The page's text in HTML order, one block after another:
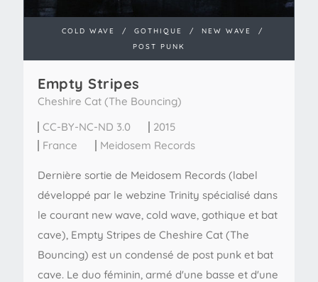
COLD WAVE / GOTHIQUE / NEW WAVE
/
POST PUNK
Empty Stripes
Cheshire Cat (The Bouncing)
CC-BY-NC-ND 3.0
2015
France
Meidosem Records
Dernière sortie de Meidosem Records (label
développé par le webzine Trinity spécialisé dans
le courant new wave, cold wave, gothique et bat
cave), Empty Stripes de Cheshire Cat (The
Bouncing) est un condensé de post punk et bat
cave. Le duo féminin, armé d'une basse et d'une